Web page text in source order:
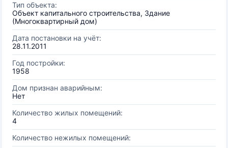
Тип объекта:
Объект капитального строительства, Здание
(Многоквартирный дом)
Дата постановки на учёт:
28.11.2011
Год постройки:
1958
Дом признан аварийным:
Нет
Количество жилых помещений:
4
Количество нежилых помещений: